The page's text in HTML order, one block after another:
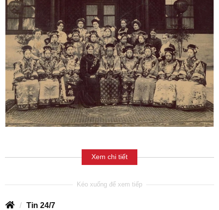
Xem chi tiết
Tin 24/7